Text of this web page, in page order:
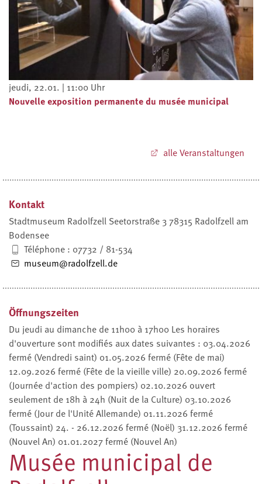
jeudi, 22.01. | 11:00 Uhr
Nouvelle exposition permanente du musée municipal
alle Veranstaltungen
Kontakt
Stadtmuseum Radolfzell Seetorstraße 3 78315 Radolfzell am
Bodensee
Téléphone : 07732 / 81-534
museum@radolfzell.de
Öffnungszeiten
Du jeudi au dimanche de 11h00 à 17h00 Les horaires
d'ouverture sont modifiés aux dates suivantes : 03.04.2026
fermé (Vendredi saint) 01.05.2026 fermé (Fête de mai)
12.09.2026 fermé (Fête de la vieille ville) 20.09.2026 fermé
(Journée d'action des pompiers) 02.10.2026 ouvert
seulement de 18h à 24h (Nuit de la Culture) 03.10.2026
fermé (Jour de l'Unité Allemande) 01.11.2026 fermé
(Toussaint) 24. - 26.12.2026 fermé (Noël) 31.12.2026 fermé
(Nouvel An) 01.01.2027 fermé (Nouvel An)
Musée municipal de